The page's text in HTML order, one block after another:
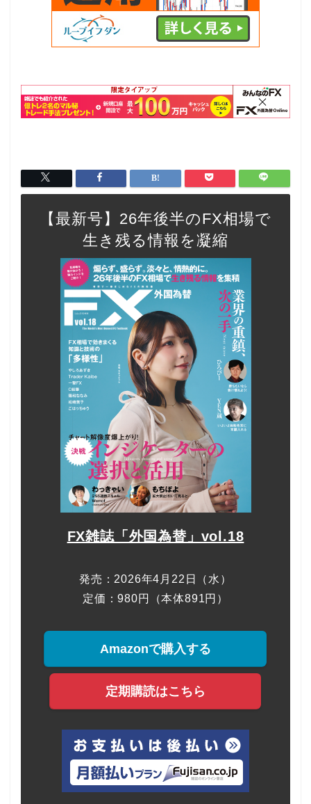
【最新号】26年後半のFX相場で
生き残る情報を凝縮
FX雑誌「外国為替」vol.18
発売：2026年4月22日（水）
定価：980円（本体891円）
Amazonで購入する
定期購読はこちら